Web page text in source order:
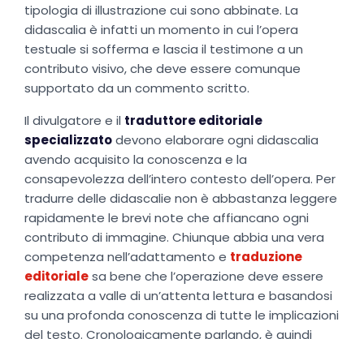
tipologia di illustrazione cui sono abbinate. La
didascalia è infatti un momento in cui l’opera
testuale si sofferma e lascia il testimone a un
contributo visivo, che deve essere comunque
supportato da un commento scritto.
Il divulgatore e il traduttore editoriale
specializzatodevono elaborare ogni didascalia
avendo acquisito la conoscenza e la
consapevolezza dell’intero contesto dell’opera. Per
tradurre delle didascalie non è abbastanza leggere
rapidamente le brevi note che affiancano ogni
contributo di immagine. Chiunque abbia una vera
competenza nell’adattamento e traduzione
editorialesa bene che l’operazione deve essere
realizzata a valle di un’attenta lettura e basandosi
su una profonda conoscenza di tutte le implicazioni
del testo. Cronologicamente parlando, è quindi